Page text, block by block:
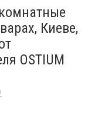
Киеве,
OSTIUM